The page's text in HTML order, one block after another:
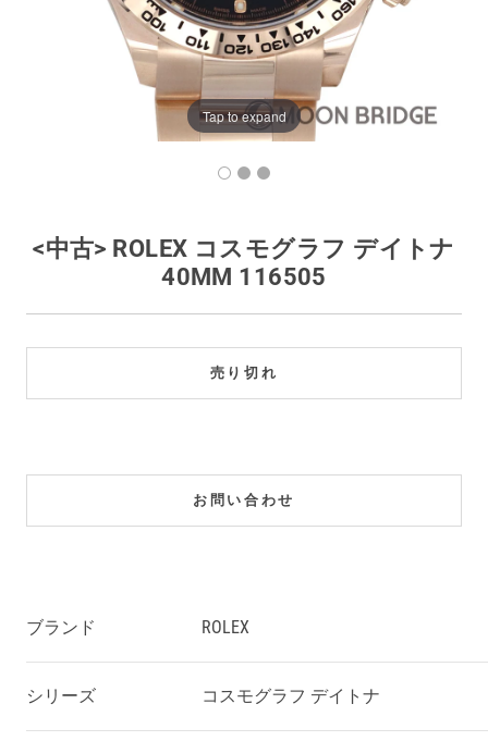
買取価格例一覧
Tap to expand
<中古> ROLEX コスモグラフ デイトナ
40MM 116505
売り切れ
お問い合わせ
ブランド ROLEX
シリーズ コスモグラフ デイトナ